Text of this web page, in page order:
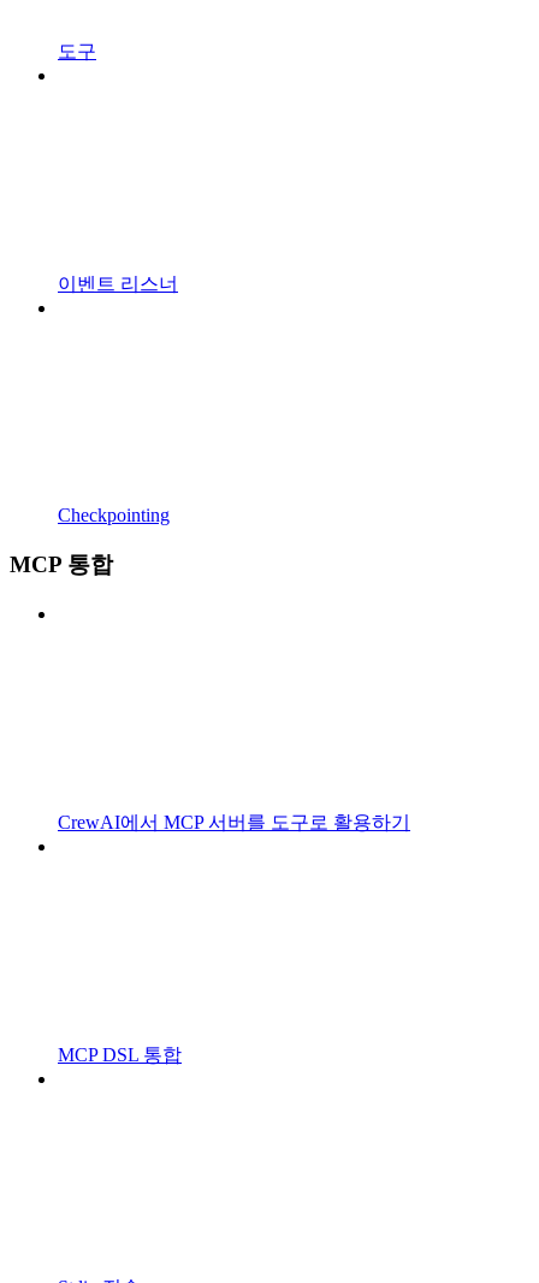
도구
이벤트 리스너
Checkpointing
MCP 통합
CrewAI에서 MCP 서버를 도구로 활용하기
MCP DSL 통합